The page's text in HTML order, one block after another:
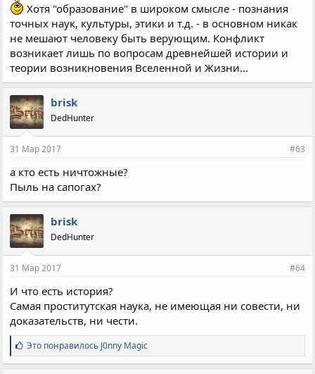
Хотя "образование" в широком смысле - познания
точных наук, культуры, этики и т.д. - в основном никак
не мешают человеку быть верующим. Конфликт
возникает лишь по вопросам древнейшей истории и
теории возникновения Вселенной и Жизни...
brisk
DedHunter
31 Мар 2017 #63
а кто есть ничтожные?
Пыль на сапогах?
brisk
DedHunter
31 Мар 2017 #64
И что есть история?
Самая проститутская наука, не имеющая ни совести, ни
доказательств, ни чести.
С
и
м
Это понравилось J0nny Magic